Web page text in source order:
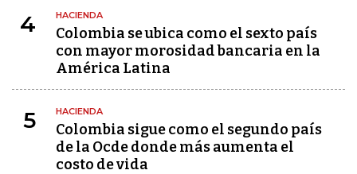
4 HACIENDA
Colombia se ubica como el sexto país
con mayor morosidad bancaria en la
América Latina
5 HACIENDA
Colombia sigue como el segundo país
de la Ocde donde más aumenta el
costo de vida